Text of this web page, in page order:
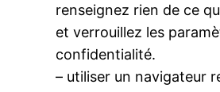
renseignez rien de ce
et verrouillez les
confidentialité.
– utiliser un navigateur